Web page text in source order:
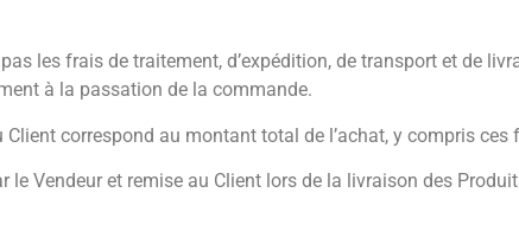
les frais de traitement, d’expédition, de transport et de
à la passation de la commande.
correspond au montant total de l’achat, y compris ces
le Vendeur et remise au Client lors de la livraison des